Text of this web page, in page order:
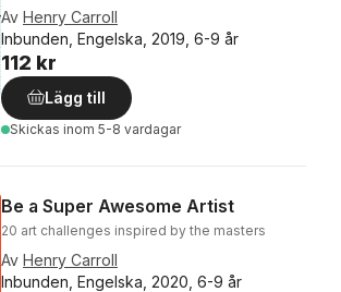
Av Henry Carroll
Inbunden, Engelska, 2019, 6-9 år
112 kr
Lägg till
Skickas inom 5-8 vardagar
Be a Super Awesome Artist
20 art challenges inspired by the masters
Av Henry Carroll
Inbunden, Engelska, 2020, 6-9 år